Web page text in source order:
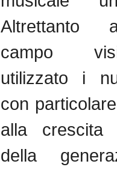
Altrettanto
campo
utilizzato i
con
alla crescita
della